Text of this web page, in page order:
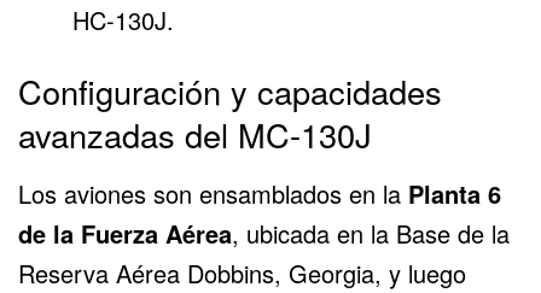
HC-130J.
Configuración y capacidades
avanzadas del MC-130J
Los aviones son ensamblados en la Planta 6
de la Fuerza Aérea, ubicada en la Base de la
Reserva Aérea Dobbins, Georgia, y luego